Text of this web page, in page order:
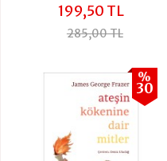
199,50 TL
285,00 TL
%
30